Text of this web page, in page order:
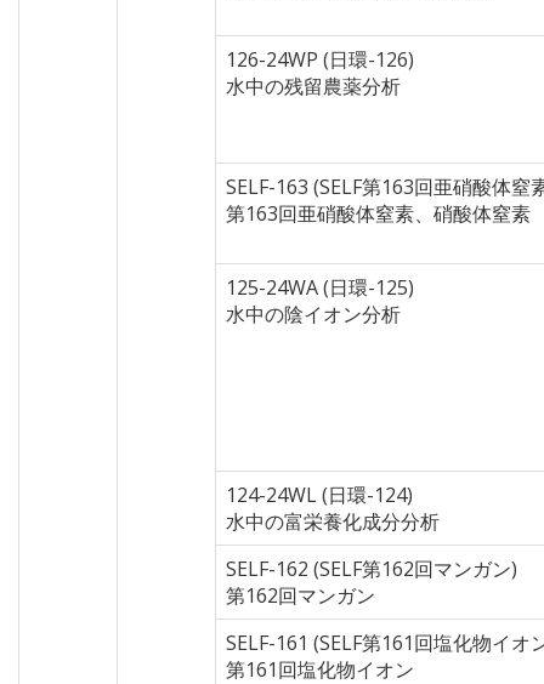
126-24WP (日環-126)
水中の残留農薬分析
SELF-163 (SELF第163回亜硝酸体窒
第163回亜硝酸体窒素、硝酸体窒素
125-24WA (日環-125)
水中の陰イオン分析
124-24WL (日環-124)
水中の富栄養化成分分析
SELF-162 (SELF第162回マンガン)
第162回マンガン
SELF-161 (SELF第161回塩化物イオ
第161回塩化物イオン